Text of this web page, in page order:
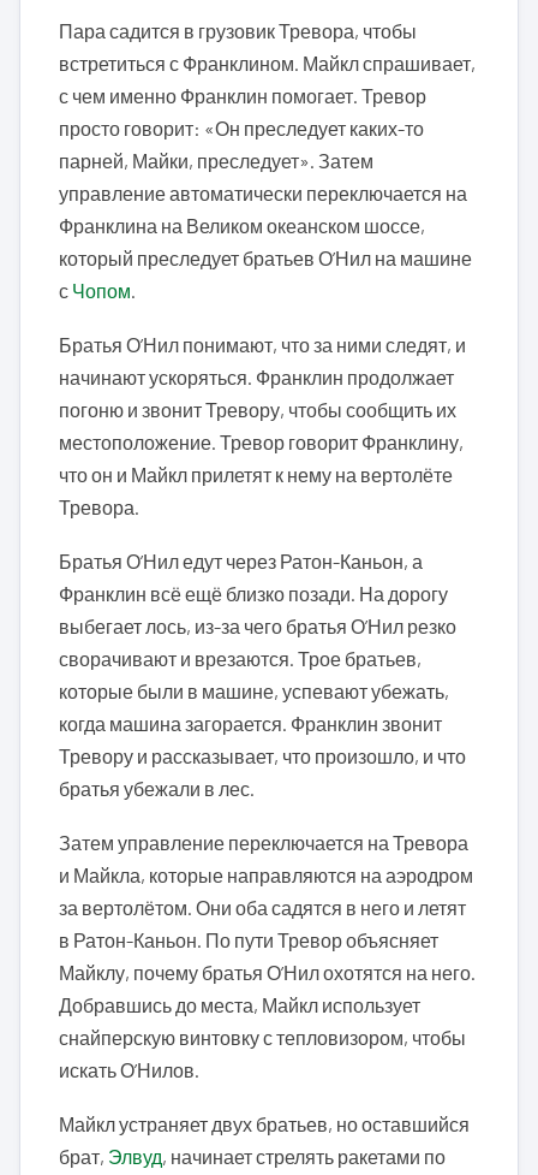
Пара садится в грузовик Тревора, чтобы
встретиться с Франклином. Майкл спрашивает,
с чем именно Франклин помогает. Тревор
просто говорит: «Он преследует каких-то
парней, Майки, преследует». Затем
управление автоматически переключается на
Франклина на Великом океанском шоссе,
который преследует братьев О’Нил на машине
с Чопом.
Братья О’Нил понимают, что за ними следят, и
начинают ускоряться. Франклин продолжает
погоню и звонит Тревору, чтобы сообщить их
местоположение. Тревор говорит Франклину,
что он и Майкл прилетят к нему на вертолёте
Тревора.
Братья О’Нил едут через Ратон-Каньон, а
Франклин всё ещё близко позади. На дорогу
выбегает лось, из-за чего братья О’Нил резко
сворачивают и врезаются. Трое братьев,
которые были в машине, успевают убежать,
когда машина загорается. Франклин звонит
Тревору и рассказывает, что произошло, и что
братья убежали в лес.
Затем управление переключается на Тревора
и Майкла, которые направляются на аэродром
за вертолётом. Они оба садятся в него и летят
в Ратон-Каньон. По пути Тревор объясняет
Майклу, почему братья О’Нил охотятся на него.
Добравшись до места, Майкл использует
снайперскую винтовку с тепловизором, чтобы
искать О’Нилов.
Майкл устраняет двух братьев, но оставшийся
брат, Элвуд, начинает стрелять ракетами по